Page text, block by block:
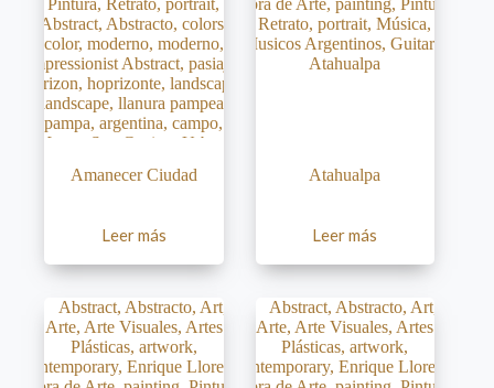
Amanecer Ciudad
Leer más
Atahualpa
Leer más